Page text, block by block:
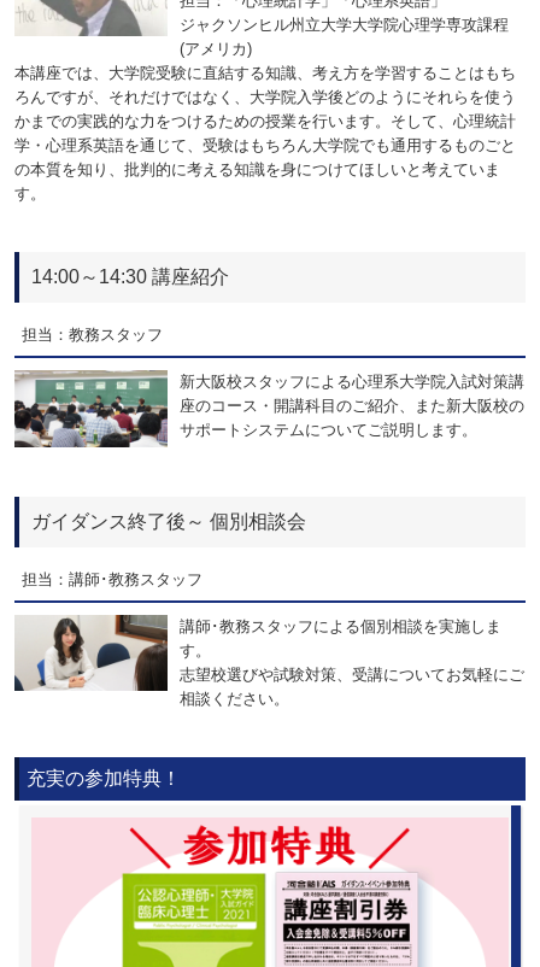
ジャクソンヒル州立大学大学院心理学専攻課程
(アメリカ)
本講座では、大学院受験に直結する知識、考え方を学習することはもち
ろんですが、それだけではなく、大学院入学後どのようにそれらを使う
かまでの実践的な力をつけるための授業を行います。そして、心理統計
学・心理系英語を通じて、受験はもちろん大学院でも通用するものごと
の本質を知り、批判的に考える知識を身につけてほしいと考えていま
す。
14:00～14:30 講座紹介
担当：教務スタッフ
新大阪校スタッフによる心理系大学院入試対策講
座のコース・開講科目のご紹介、また新大阪校の
サポートシステムについてご説明します。
ガイダンス終了後～ 個別相談会
担当：講師･教務スタッフ
講師･教務スタッフによる個別相談を実施しま
す。
志望校選びや試験対策、受講についてお気軽にご
相談ください。
充実の参加特典！